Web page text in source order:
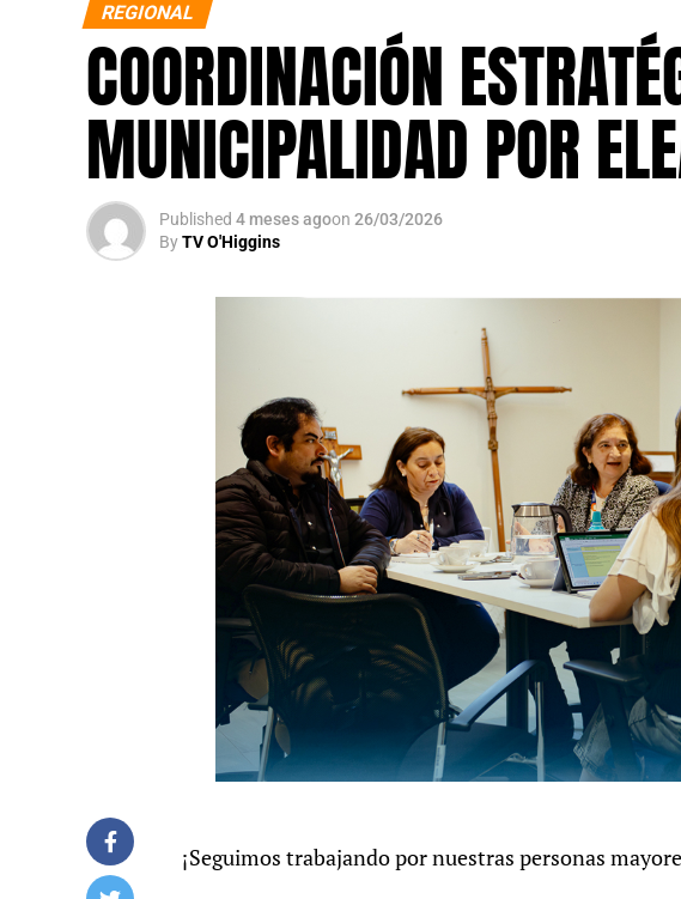
REGIONAL
COORDINACIÓN
MUNICIPALIDAD POR
Published 4 meses agoon 26/03/2026
ByTV O'Higgins
¡Seguimos trabajando por nuestras personas